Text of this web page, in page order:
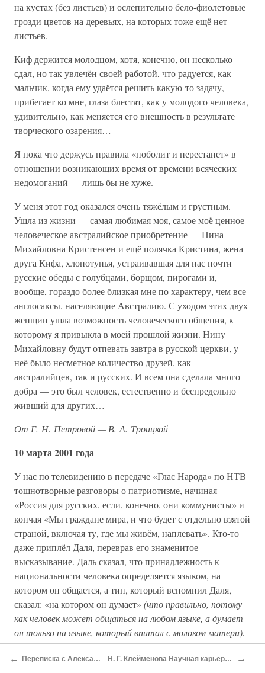
на кустах (без листьев) и ослепительно бело-фиолетовые
грозди цветов на деревьях, на которых тоже ещё нет
листьев.
Киф держится молодцом, хотя, конечно, он несколько
сдал, но так увлечён своей работой, что радуется, как
мальчик, когда ему удаётся решить какую-то задачу,
прибегает ко мне, глаза блестят, как у молодого человека,
удивительно, как меняется его внешность в результате
творческого озарения…
Я пока что держусь правила «поболит и перестанет» в
отношении возникающих время от времени всяческих
недомоганий — лишь бы не хуже.
У меня этот год оказался очень тяжёлым и грустным.
Ушла из жизни — самая любимая моя, самое моё ценное
человеческое австралийское приобретение — Нина
Михайловна Кристенсен и ещё полячка Кристина, жена
друга Кифа, хлопотунья, устраивавшая для нас почти
русские обеды с голубцами, борщом, пирогами и,
вообще, гораздо более близкая мне по характеру, чем все
англосаксы, населяющие Австралию. С уходом этих двух
женщин ушла возможность человеческого общения, к
которому я привыкла в моей прошлой жизни. Нину
Михайловну будут отпевать завтра в русской церкви, у
неё было несметное количество друзей, как
австралийцев, так и русских. И всем она сделала много
добра — это был человек, естественно и беспредельно
живший для других…
От Г. Н. Петровой — В. А. Троицкой
10 марта 2001 года
У нас по телевидению в передаче «Глас Народа» по НТВ
тошнотворные разговоры о патриотизме, начиная
«Россия для русских, если, конечно, они коммунисты» и
кончая «Мы граждане мира, и что будет с отдельно взятой
страной, включая ту, где мы живём, наплевать». Кто-то
даже приплёл Даля, переврав его знаменитое
высказывание. Даль сказал, что принадлежность к
национальности человека определяется языком, на
котором он общается, а тип, который вспомнил Даля,
сказал: «на котором он думает» (что правильно, потому
как человек может общаться на любом языке, а думает
он только на языке, который впитал с молоком матери).
Ещё изводят нас передачи о бедняге Павле Бородине[22].
Ходят два анекдота: 1) Путин звонит Бородину и
← Переписка с Александром Жуком Н. Г. Клеймёнова Научная карьера Валерии Троицкой →